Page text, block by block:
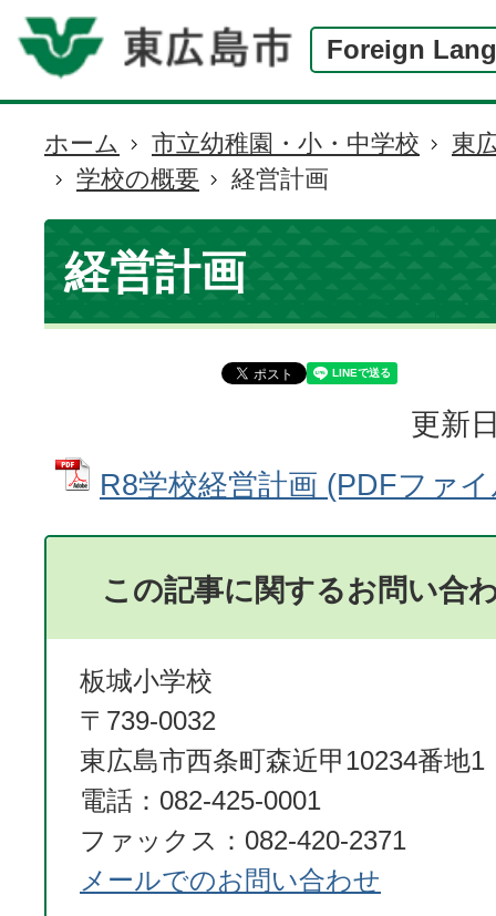
Foreign
現
在
の
位
置
ホーム 市立幼稚園・小・中学校
東
学校の概要
経営計画
経営計画
更新
R8学校経営計画 (PDFファ
この記事に関するお問い合
板城小学校
〒739-0032
東広島市西条町森近甲10234番地1
電話：082-425-0001
ファックス：082-420-2371
メールでのお問い合わせ